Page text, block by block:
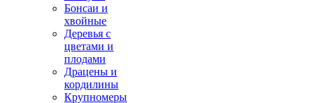
Бонсаи и
хвойные
Деревья с
цветами и
плодами
Драцены и
кордилины
Крупномеры